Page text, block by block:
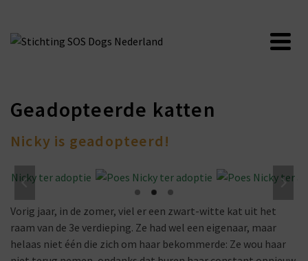
Geadopteerde katten
Nicky is geadopteerd!
Vorig jaar, in de zomer, viel er een zwart-witte kat uit het
raam van de 3e verdieping. Ze had wel een eigenaar, maar
helaas niet één die zich om haar bekommerde: Ze wou haar